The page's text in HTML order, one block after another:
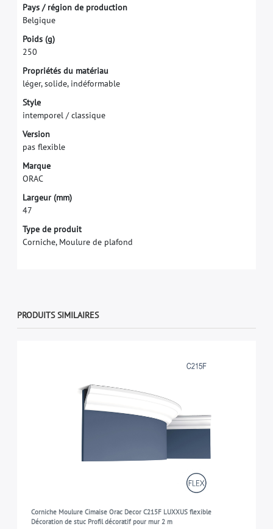
Pays / région de production
Belgique
Poids (g)
250
Propriétés du matériau
léger, solide, indéformable
Style
intemporel / classique
Version
pas fexible
Marque
ORAC
Largeur (mm)
47
Type de produit
Corniche, Moulure de plafond
PRODUITS SIMILAIRES
Corniche Moulure Cimaise Orac Decor C215F LUXXUS flexible
Décoration de stuc Profil décoratif pour mur 2 m